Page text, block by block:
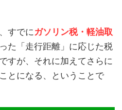
すでにガソリン税・軽油取
た「走行距離」に応じた税
すが、それに加えてさらに
とになる、ということで